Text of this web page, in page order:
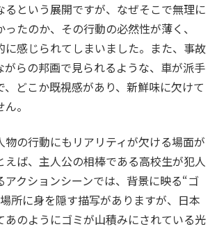
るという展開ですが、なぜそこで無理に
たのか、その行動の必然性が薄く、
に感じられてしまいました。また、事故
がらの邦画で見られるような、車が派手
、どこか既視感があり、新鮮味に欠けて
。
の行動にもリアリティが欠ける場面が
えば、主人公の相棒である高校生が犯人
アクションシーンでは、背景に映る“ゴ
所に身を隠す描写がありますが、日本
あのようにゴミが山積みにされている光